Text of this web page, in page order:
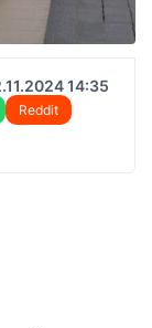
14:35
Reddit